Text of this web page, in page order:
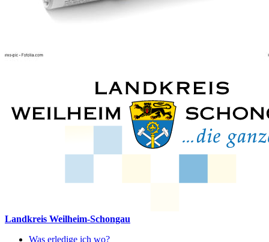
Landkreis Weilheim-Schongau
Was erledige ich wo?